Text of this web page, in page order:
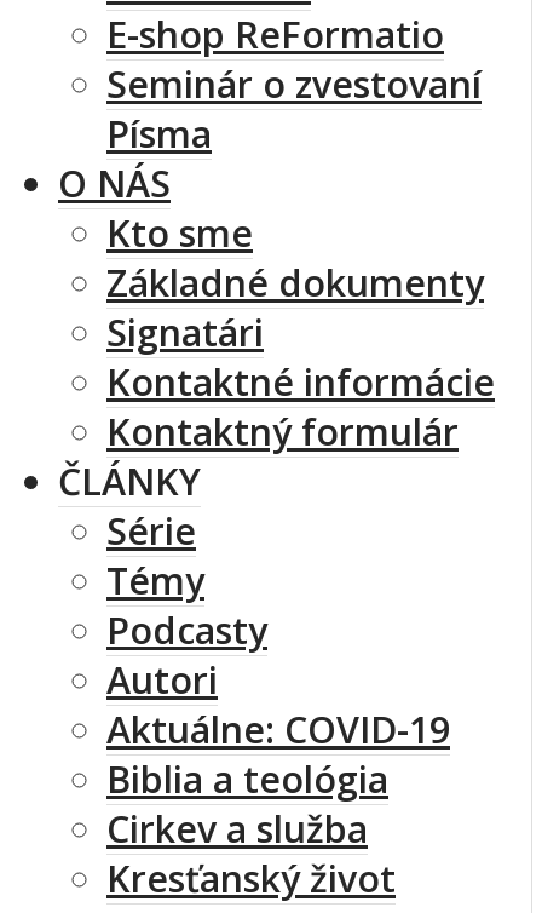
E-shop ReFormatio
Seminár o zvestovaní
Písma
O NÁS
Kto sme
Základné dokumenty
Signatári
Kontaktné informácie
Kontaktný formulár
ČLÁNKY
Série
Témy
Podcasty
Autori
Aktuálne: COVID-19
Biblia a teológia
Cirkev a služba
Kresťanský život